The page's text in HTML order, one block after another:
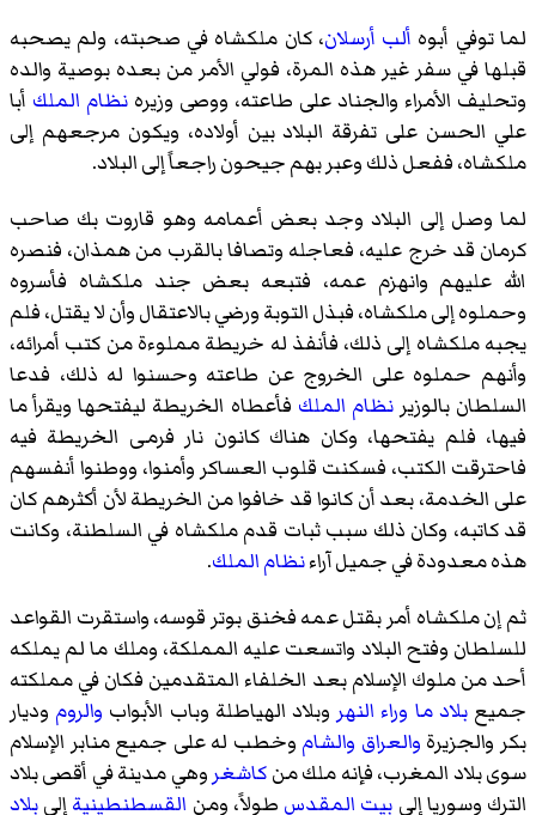
لما توفي أبوه ألب أرسلان، كان ملكشاه في صحبته، ولم يصحبه
قبلها في سفر غير هذه المرة، فولي الأمر من بعده بوصية والده
وتحليف الأمراء والجناد على طاعته، ووصى وزيره نظام الملك أبا
علي الحسن على تفرقة البلاد بين أولاده، ويكون مرجعهم إلى
ملكشاه، ففعل ذلك وعبر بهم جيحون راجعاً إلى البلاد.
لما وصل إلى البلاد وجد بعض أعمامه وهو قاروت بك صاحب
كرمان قد خرج عليه، فعاجله وتصافا بالقرب من همذان، فنصره
الله عليهم وانهزم عمه، فتبعه بعض جند ملكشاه فأسروه
وحملوه إلى ملكشاه، فبذل التوبة ورضي بالاعتقال وأن لا يقتل، فلم
يجبه ملكشاه إلى ذلك، فأنفذ له خريطة مملوءة من كتب أمرائه،
وأنهم حملوه على الخروج عن طاعته وحسنوا له ذلك، فدعا
السلطان بالوزيرنظام الملك فأعطاه الخريطة ليفتحها ويقرأ ما
فيها، فلم يفتحها، وكان هناك كانون نار فرمى الخريطة فيه
فاحترقت الكتب، فسكنت قلوب العساكر وأمنوا، ووطنوا أنفسهم
على الخدمة، بعد أن كانوا قد خافوا من الخريطة لأن أكثرهم كان
قد كاتبه، وكان ذلك سبب ثبات قدم ملكشاه في السلطنة، وكانت
هذه معدودة في جميل آراءنظام الملك.
ثم إن ملكشاه أمر بقتل عمه فخنق بوتر قوسه، واستقرت القواعد
للسلطان وفتح البلاد واتسعت عليه المملكة، وملك ما لم يملكه
أحد من ملوك الإسلام بعد الخلفاء المتقدمين فكان في مملكته
جميعبلاد ما وراء النهر وبلاد الهياطلة وباب الأبواب والروم وديار
بكر والجزيرة والعراق والشام وخطب له على جميع منابر الإسلام
سوى بلاد المغرب، فإنه ملك منكاشغروهي مدينة في أقصى بلاد
الترك وسوريا إلى بيت المقدس طولاً، ومن القسطنطينيةإلىبلاد